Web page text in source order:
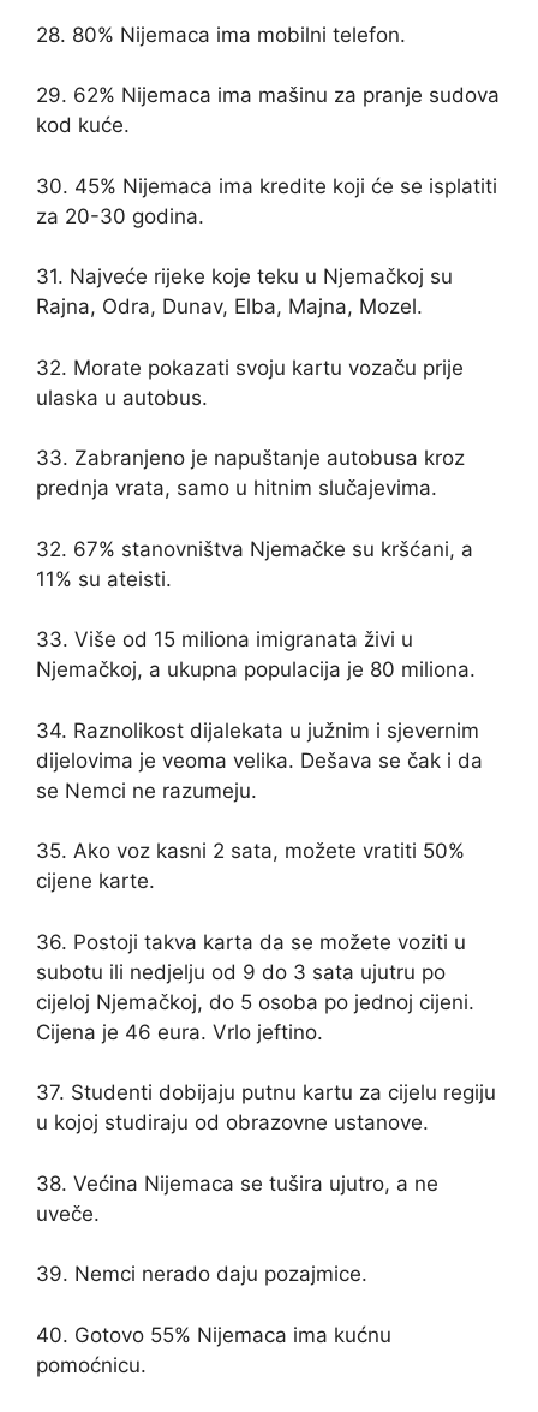
28. 80% Nijemaca ima mobilni telefon.
29. 62% Nijemaca ima mašinu za pranje sudova
kod kuće.
30. 45% Nijemaca ima kredite koji će se isplatiti
za 20-30 godina.
31. Najveće rijeke koje teku u Njemačkoj su
Rajna, Odra, Dunav, Elba, Majna, Mozel.
32. Morate pokazati svoju kartu vozaču prije
ulaska u autobus.
33. Zabranjeno je napuštanje autobusa kroz
prednja vrata, samo u hitnim slučajevima.
32. 67% stanovništva Njemačke su kršćani, a
11% su ateisti.
33. Više od 15 miliona imigranata živi u
Njemačkoj, a ukupna populacija je 80 miliona.
34. Raznolikost dijalekata u južnim i sjevernim
dijelovima je veoma velika. Dešava se čak i da
se Nemci ne razumeju.
35. Ako voz kasni 2 sata, možete vratiti 50%
cijene karte.
36. Postoji takva karta da se možete voziti u
subotu ili nedjelju od 9 do 3 sata ujutru po
cijeloj Njemačkoj, do 5 osoba po jednoj cijeni.
Cijena je 46 eura. Vrlo jeftino.
37. Studenti dobijaju putnu kartu za cijelu regiju
u kojoj studiraju od obrazovne ustanove.
38. Većina Nijemaca se tušira ujutro, a ne
uveče.
39. Nemci nerado daju pozajmice.
40. Gotovo 55% Nijemaca ima kućnu
pomoćnicu.